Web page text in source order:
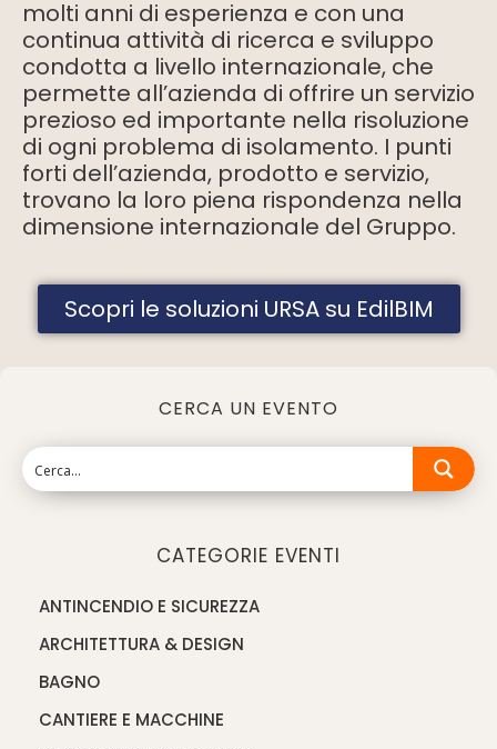
molti anni di esperienza e con una
continua attività di ricerca e sviluppo
condotta a livello internazionale, che
permette all’azienda di offrire un servizio
prezioso ed importante nella risoluzione
di ogni problema di isolamento. I punti
forti dell’azienda, prodotto e servizio,
trovano la loro piena rispondenza nella
dimensione internazionale del Gruppo.
Scopri le soluzioni URSA su EdilBIM
CERCA UN EVENTO
CATEGORIE EVENTI
ANTINCENDIO E SICUREZZA
ARCHITETTURA & DESIGN
BAGNO
CANTIERE E MACCHINE